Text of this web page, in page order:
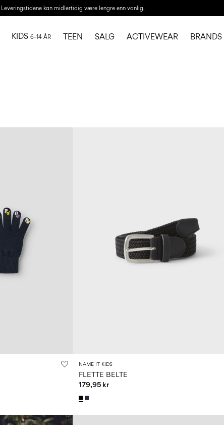
Leveringstidene kan midlertidig være lengre enn vanlig.
KIDS 6–14 ÅR TEEN SALG ACTIVEWEAR BRANDS
NAME IT KIDS
FLETTE BELTE
179,95 kr